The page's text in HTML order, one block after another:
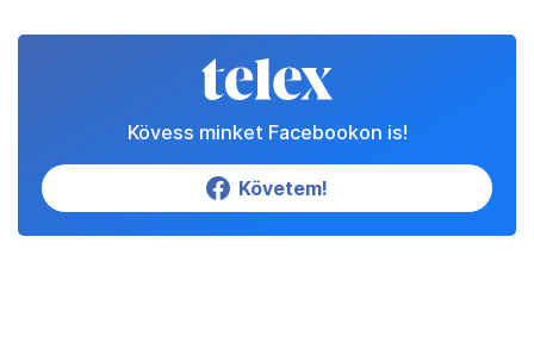
Kövess minket Facebookon is!
Követem!